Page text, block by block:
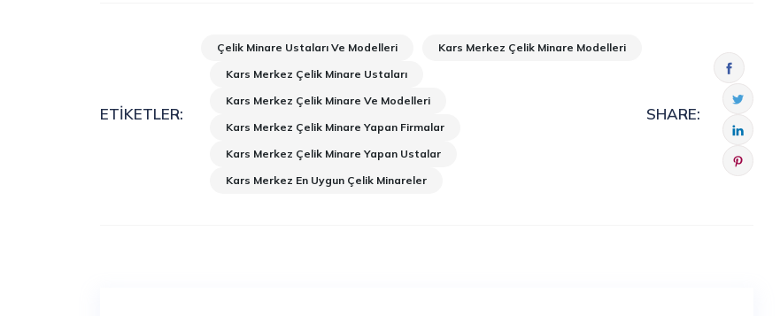
ETIKETLER:
Çelik Minare Ustaları Ve Modelleri
Kars Merkez Çelik Minare Modelleri
Kars Merkez Çelik Minare Ustaları
Kars Merkez Çelik Minare Ve Modelleri
Kars Merkez Çelik Minare Yapan Firmalar
Kars Merkez Çelik Minare Yapan Ustalar
Kars Merkez En Uygun Çelik Minareler
SHARE: